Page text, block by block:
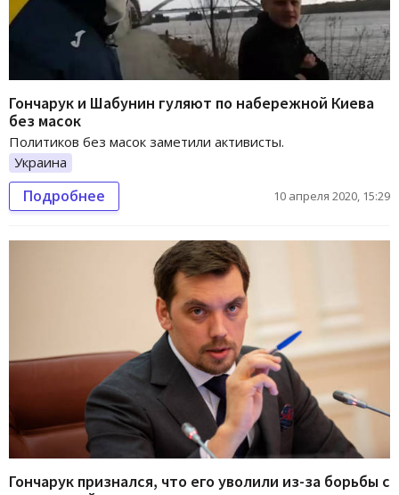
Гончарук и Шабунин гуляют по набережной Киева
без масок
Политиков без масок заметили активисты.
Украина
Подробнее 10 апреля 2020, 15:29
Гончарук признался, что его уволили из-за борьбы с